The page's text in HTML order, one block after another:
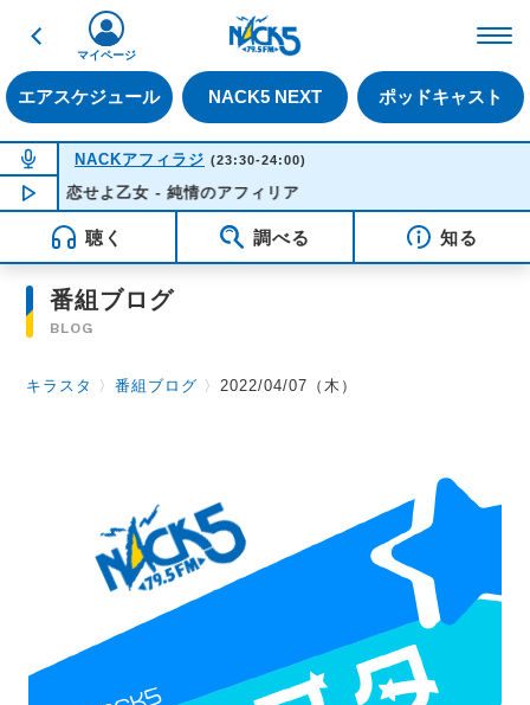
戻る
エアスケジュール NACK5 NEXT ポッドキャスト
マイページ
NOW ON AIR
NACKアフィラジ (23:30-24:00)
NOW PLAYING23:43
恋せよ乙女 - 純情のアフィリア
聴く 調べる 知る
番組ブログ
BLOG
キラスタ 〉番組ブログ 〉2022/04/07（木）